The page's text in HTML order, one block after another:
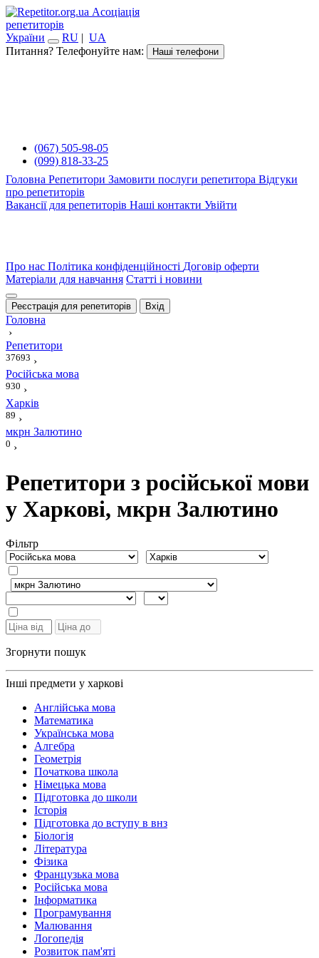
Асоціація
репетиторів
України
RU | UA
Питання? Телефонуйте нам:
Наші телефони
(067) 505-98-05
(099) 818-33-25
Головна Репетитори Замовити послуги репетитора Відгуки
про репетиторів
Вакансії для репетиторів Наші контакти Увійти
Про нас Політика конфіденційності Договір оферти
Матеріали для навчання Статті і новини
Реєстрація для репетиторів Вхід
Головна
›
Репетитори
37693 ›
Російська мова
930 ›
Харків
89 ›
мкрн Залютино
0 ›
Репетитори з російської мови
у Харкові, мкрн Залютино
Фiльтр
Згорнути пошук
Інші предмети у харкові
Англійська мова
Математика
Українська мова
Алгебра
Геометрія
Початкова школа
Німецька мова
Підготовка до школи
Історія
Підготовка до вступу в внз
Біологія
Література
Фізика
Французька мова
Російська мова
Інформатика
Програмування
Малювання
Логопедія
Розвиток пам'яті